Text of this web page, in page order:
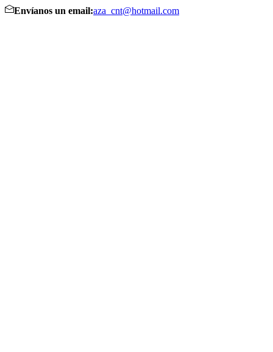
Envíanos un email:aza_cnt@hotmail.com